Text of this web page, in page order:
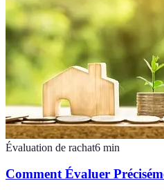
Évaluation de rachat6 min
Comment Évaluer